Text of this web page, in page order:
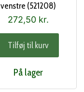
venstre (521208)
272,50 kr.
Tilføj til kurv
På lager